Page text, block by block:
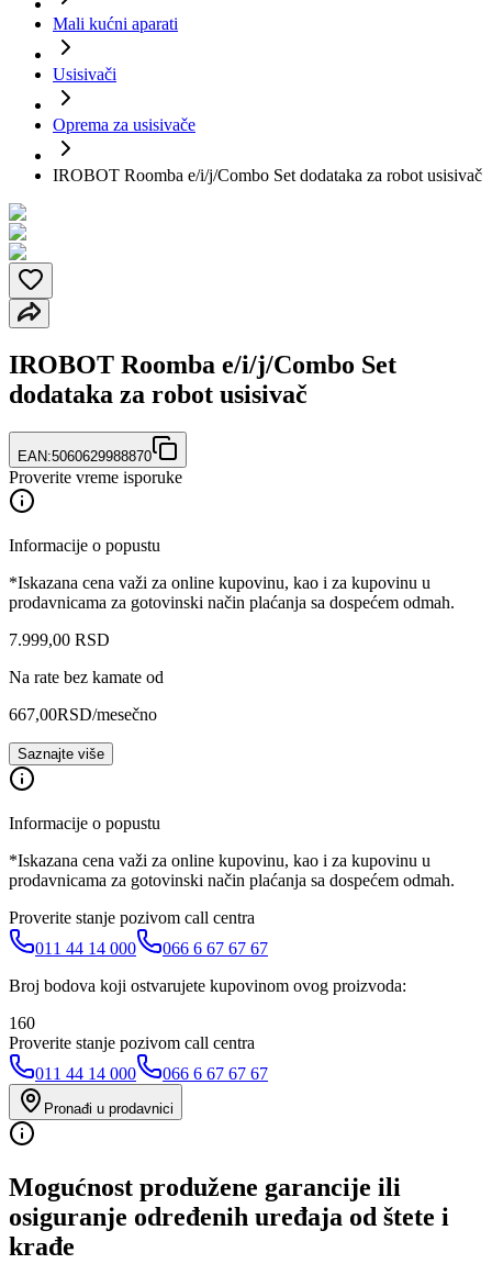
Mali kućni aparati
Usisivači
Oprema za usisivače
IROBOT Roomba e/i/j/Combo Set dodataka za robot usisivač
IROBOT Roomba e/i/j/Combo Set
dodataka za robot usisivač
EAN:5060629988870
Proverite vreme isporuke
Informacije o popustu
*Iskazana cena važi za online kupovinu, kao i za kupovinu u
prodavnicama za gotovinski način plaćanja sa dospećem odmah.
7.999,00 RSD
Na rate bez kamate od
667,00RSD/mesečno
Saznajte više
Informacije o popustu
*Iskazana cena važi za online kupovinu, kao i za kupovinu u
prodavnicama za gotovinski način plaćanja sa dospećem odmah.
Proverite stanje pozivom call centra
011 44 14 000
066 6 67 67 67
Broj bodova koji ostvarujete kupovinom ovog proizvoda:
160
Proverite stanje pozivom call centra
011 44 14 000
066 6 67 67 67
Pronađi u prodavnici
Mogućnost produžene garancije ili
osiguranje određenih uređaja od štete i
krađe